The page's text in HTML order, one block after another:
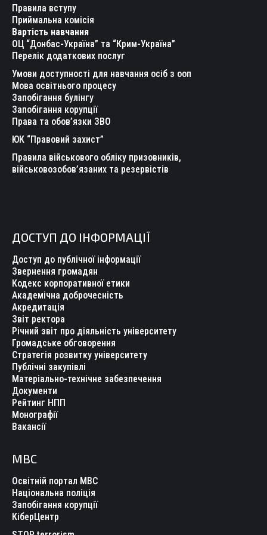
in
new
window
in
new
window
in
new
window
in
new
window
new
Правила вступу
Приймальна комісія
Вартість навчання
ОЦ “Донбас-Україна” та “Крим-Україна”
Перелік додаткових послуг
Умови доступності для навчання осіб з ооп
Мова освітнього процесу
Запобігання булінгу
Запобігання корупції
Права та обов’язки ЗВО
ЮК “Правовий захист”
Правила військового обліку призовників,
військовозобов’язаних та резервістів
ДОСТУП ДО ІНФОРМАЦІЇ
Доступ до публічної інформації
Звернення громадян
Кодекс корпоративної етики
Академічна доброчесність
Акредитація
Звіт ректора
Річний звіт про діяльність університету
Громадське обговорення
Стратегія розвитку університету
Публічні закупівлі
Матеріально-технічне забезпечення
Документи
Рейтинг НПП
Монографії
Вакансії
МВС
Освітній портал МВС
Національна поліція
Запобігання корупції
КіберЦентр